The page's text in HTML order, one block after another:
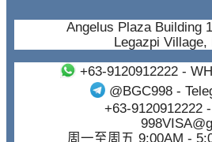
Angelus Plaza Building
Legazpi Village,
+63-9120912222-
@BGC998 -
+63-9120912222-
周一至周五 9:00AM -